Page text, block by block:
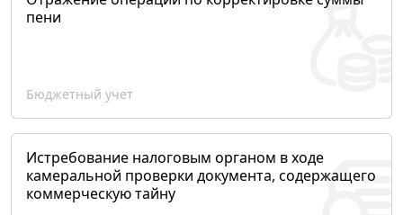
пени
Бюджетный учет
Истребование налоговым органом в ходе
камеральной проверки документа, содержащего
коммерческую тайну